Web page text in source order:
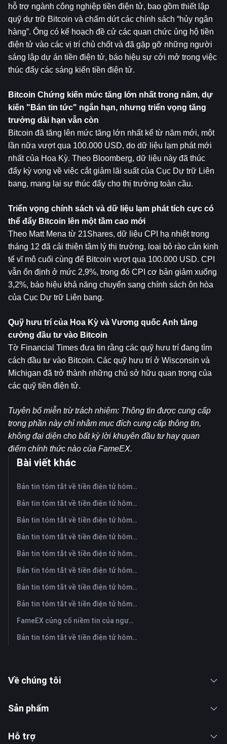
hỗ trợ ngành công nghiệp tiền điện tử, bao gồm thiết lập
quỹ dự trữ Bitcoin và chấm dứt các chính sách “hủy ngân
hàng”. Ông có kế hoạch đề cử các quan chức ủng hộ tiền
điện tử vào các vị trí chủ chốt và đã gặp gỡ những người
sáng lập dự án tiền điện tử, báo hiệu sự cởi mở trong việc
thúc đẩy các sáng kiến ​​​​tiền điện tử.
Bitcoin Chứng kiến ​​mức tăng lớn nhất trong năm, dự
kiến ​​"Bán tin tức" ngắn hạn, nhưng triển vọng tăng
trưởng dài hạn vẫn còn
Bitcoin đã tăng lên mức tăng lớn nhất kể từ năm mới, một
lần nữa vượt qua 100.000 USD, do dữ liệu lạm phát mới
nhất của Hoa Kỳ. Theo Bloomberg, dữ liệu này đã thúc
đẩy kỳ vọng về việc cắt giảm lãi suất của Cục Dự trữ Liên
bang, mang lại sự thúc đẩy cho thị trường toàn cầu.
Triển vọng chính sách và dữ liệu lạm phát tích cực có
thể đẩy Bitcoin lên một tầm cao mới
Theo Matt Mena từ 21Shares, dữ liệu CPI hạ nhiệt trong
tháng 12 đã cải thiện tâm lý thị trường, loại bỏ rào cản kinh
tế vĩ mô cuối cùng để Bitcoin vượt qua 100.000 USD. CPI
vẫn ổn định ở mức 2,9%, trong đó CPI cơ bản giảm xuống
3,2%, báo hiệu khả năng chuyển sang chính sách ôn hòa
của Cục Dự trữ Liên bang.
Quỹ hưu trí của Hoa Kỳ và Vương quốc Anh tăng
cường đầu tư vào Bitcoin
Tờ Financial Times đưa tin rằng các quỹ hưu trí đang tìm
cách đầu tư vào Bitcoin. Các quỹ hưu trí ở Wisconsin và
Michigan đã trở thành những chủ sở hữu quan trọng của
các quỹ tiền điện tử.
Tuyên bố miễn trừ trách nhiệm: Thông tin được cung cấp
trong phần này chỉ nhằm mục đích cung cấp thông tin,
không đại diện cho bất kỳ lời khuyên đầu tư hay quan
điểm chính thức nào của FameEX.
Bài viết khác
Bản tin tóm tắt về tiền điện tử hôm nay trên FameEX | Ngày 7 tháng 8 năm 2026
Bản tin tóm tắt về tiền điện tử hôm nay trên FameEX | Ngày 6 tháng 8 năm 2026
Bản tin tóm tắt về tiền điện tử hôm nay trên FameEX | Ngày 5 tháng 8 năm 2026
Bản tin tóm tắt về tiền điện tử hôm nay trên FameEX | Ngày 4 tháng 8 năm 2026
Bản tin tóm tắt về tiền điện tử hôm nay trên FameEX | Ngày 3 tháng 8 năm 2026
Bản tin tóm tắt về tiền điện tử hôm nay trên FameEX | Ngày 31 tháng 7 năm 2026
Bản tin tóm tắt về tiền điện tử hôm nay trên FameEX | Ngày 30 tháng 7 năm 2026
Bản tin tóm tắt về tiền điện tử hôm nay trên FameEX | Ngày 29 tháng 7 năm 2026
FameEX củng cố niềm tin của người dùng thông qua tám năm hoạt động ổn định và tăng trưởng toàn cầu
Bản tin tóm tắt về tiền điện tử hôm nay trên FameEX | Ngày 28 tháng 7 năm 2026
Về chúng tôi
Sản phẩm
Hỗ trợ